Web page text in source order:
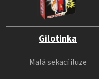
Gilotinka
Malá sekací iluze